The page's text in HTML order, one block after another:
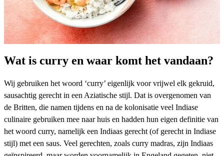
Wat is curry en waar komt het vandaan?
Wij gebruiken het woord ‘curry’ eigenlijk voor vrijwel elk gekruid,
sausachtig gerecht in een Aziatische stijl. Dat is overgenomen van
de Britten, die namen tijdens en na de kolonisatie veel Indiase
culinaire gebruiken mee naar huis en hadden hun eigen definitie van
het woord curry, namelijk een Indiaas gerecht (of gerecht in Indiase
stijl) met een saus. Veel gerechten, zoals curry madras, zijn Indiaas